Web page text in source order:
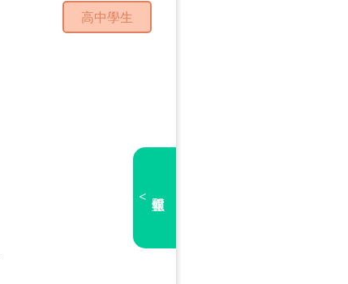
高中學生
<